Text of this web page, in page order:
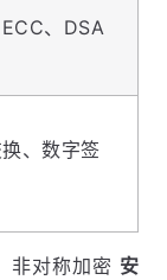
、DSA
、数字签
非对称加密 安